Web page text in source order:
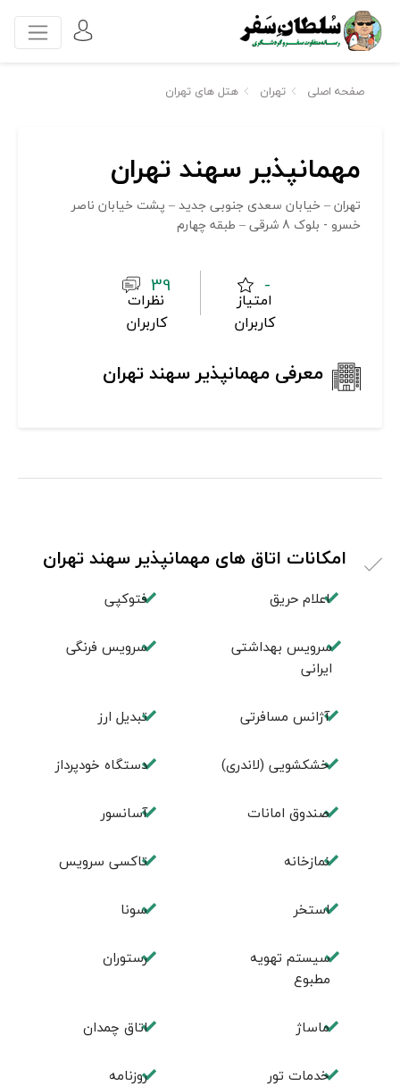
صفحه اصلی تهران هتل های تهران
مهمانپذیر سهند تهران
تهران – خیابان سعدی جنوبی جدید – پشت خیابان ناصر
خسرو - بلوک 8 شرقی – طبقه چهارم
-
امتیاز
کاربران
39
نظرات
کاربران
معرفی مهمانپذیر سهند تهران
امکانات اتاق های مهمانپذیر سهند تهران
اعلام حریق فتوکپی
سرویس بهداشتی
ایرانی
سرویس فرنگی
آژانس مسافرتی تبديل ارز
خشکشویی (لاندری) دستگاه خودپرداز
صندوق امانات آسانسور
نمازخانه تاکسی سرویس
استخر سونا
سیستم تهویه
مطبوع
رستوران
ماساژ اتاق چمدان
خدمات تور روزنامه